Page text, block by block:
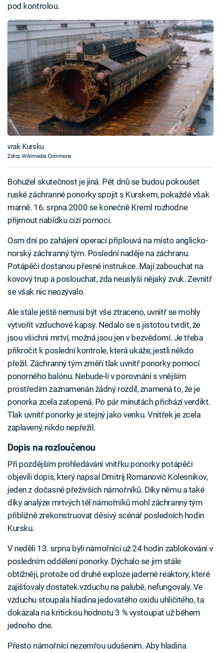
pod kontrolou.
vrak Kursku
Zdroj: Wikimedia Commons
Bohužel skutečnost je jiná. Pět dnů se budou pokoušet
ruské záchranné ponorky spojit s Kurskem, pokaždé však
marně. 16. srpna 2000 se konečně Kreml rozhodne
přijmout nabídku cizí pomoci.
Osm dní po zahájení operací připlouvá na místo anglicko-
norský záchranný tým. Poslední naděje na záchranu.
Potápěči dostanou přesné instrukce. Mají zabouchat na
kovový trup a poslouchat, zda neuslyší nějaký zvuk. Zevnitř
se však nic neozývalo.
Ale stále ještě nemusí být vše ztraceno, uvnitř se mohly
vytvořit vzduchové kapsy. Nedalo se s jistotou tvrdit, že
jsou všichni mrtví, možná jsou jen v bezvědomí. Je třeba
přikročit k poslední kontrole, která ukáže, jestli někdo
přežil. Záchranný tým změří tlak uvnitř ponorky pomocí
ponorného balónu. Nebude-li v porovnání s vnějším
prostředím zaznamenán žádný rozdíl, znamená to, že je
ponorka zcela zatopená. Po pár minutách přichází verdikt.
Tlak uvnitř ponorky je stejný jako venku. Vnitřek je zcela
zaplavený, nikdo nepřežil.
Dopis na rozloučenou
Při pozdějším prohledávání vnitřku ponorky potápěči
objevili dopis, který napsal Dmitrij Romanovič Kolesnikov,
jeden z dočasně přeživších námořníků. Díky němu a také
díky analýze mrtvých těl námořníků mohl záchranný tým
přibližně zrekonstruovat děsivý scénář posledních hodin
Kursku.
V neděli 13. srpna byli námořníci už 24 hodin zablokováni v
posledním oddělení ponorky. Dýchalo se jim stále
obtížněji, protože od druhé exploze jaderné reaktory, které
zajišťovaly dostatek vzduchu na palubě, nefungovaly. Ve
vzduchu stoupala hladina jedovatého oxidu uhličitého, ta
dokázala na kritickou hodnotu 3 % vystoupat už během
jednoho dne.
Přesto námořníci nezemřou udušením. Aby hladina